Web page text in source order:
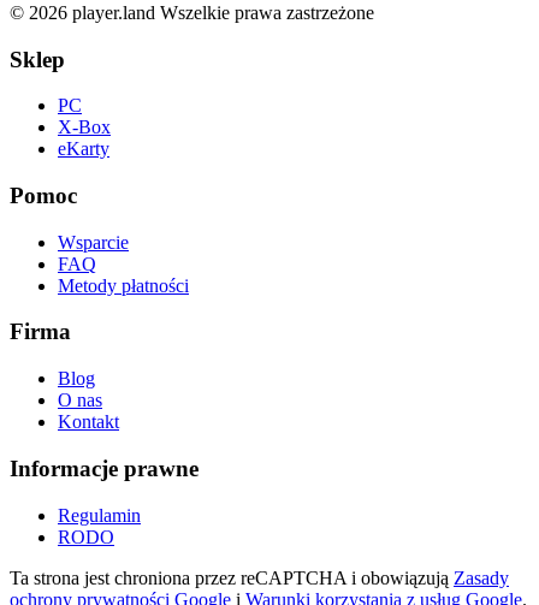
© 2026 player.land Wszelkie prawa zastrzeżone
Sklep
PC
X-Box
eKarty
Pomoc
Wsparcie
FAQ
Metody płatności
Firma
Blog
O nas
Kontakt
Informacje prawne
Regulamin
RODO
Ta strona jest chroniona przez reCAPTCHA i obowiązują Zasady
ochrony prywatności Google i Warunki korzystania z usług Google.